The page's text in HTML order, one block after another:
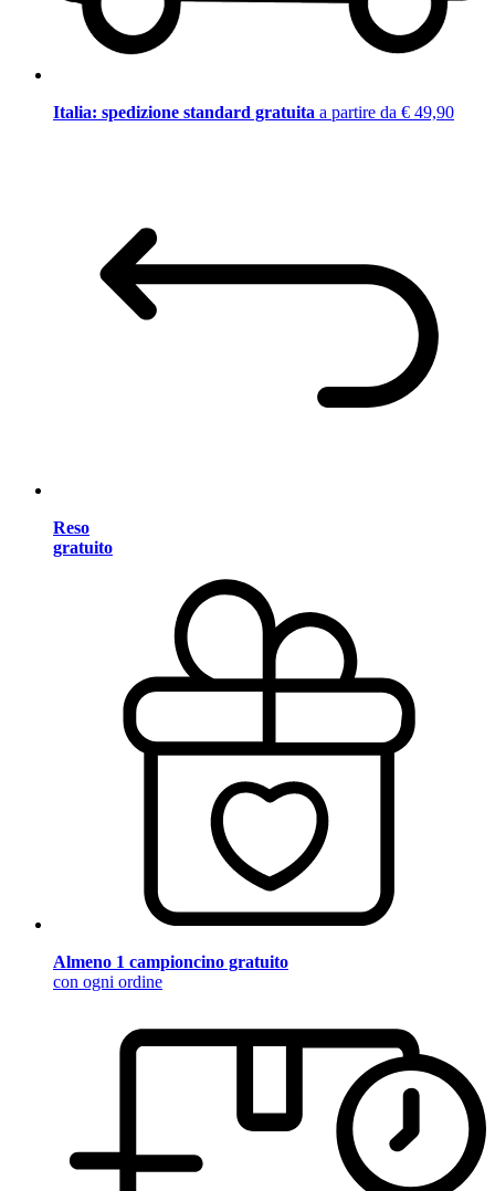
Italia: spedizione standard gratuita a partire da € 49,90
Reso
gratuito
Almeno 1 campioncino gratuito
con ogni ordine